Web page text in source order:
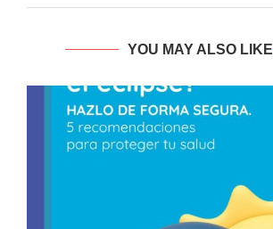
YOU MAY ALSO LIKE